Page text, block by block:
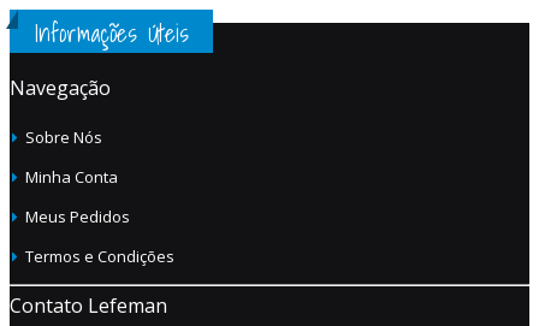
Informações Úteis
Navegação
Sobre Nós
Minha Conta
Meus Pedidos
Termos e Condições
Contato Lefeman